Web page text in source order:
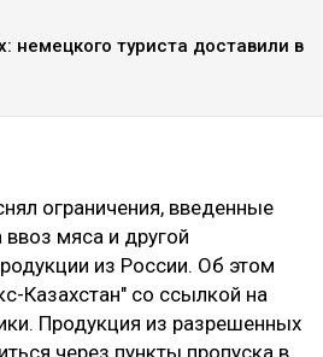
немецкого туриста доставили в
ограничения, введенные
ввоз мяса и другой
из России. Об этом
Казахстан" со ссылкой на
Продукция из разрешенных